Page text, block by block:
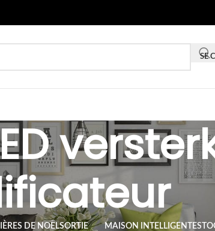
SE
DE NOËLSORTIE MAISON INTELLIGENTE